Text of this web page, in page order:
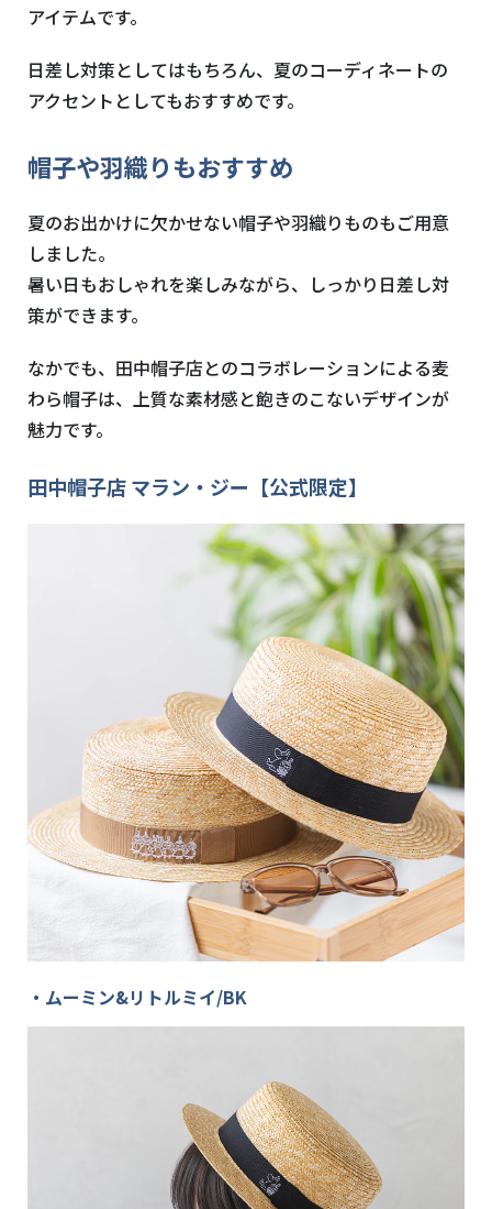
アイテムです。
日差し対策としてはもちろん、夏のコーディネートの
アクセントとしてもおすすめです。
帽子や羽織りもおすすめ
夏のお出かけに欠かせない帽子や羽織りものもご用意
しました。
暑い日もおしゃれを楽しみながら、しっかり日差し対
策ができます。
なかでも、田中帽子店とのコラボレーションによる麦
わら帽子は、上質な素材感と飽きのこないデザインが
魅力です。
田中帽子店 マラン・ジー【公式限定】
・ムーミン&リトルミイ/BK